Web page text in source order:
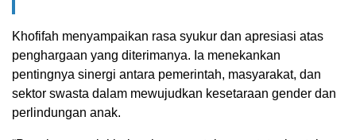
Khofifah menyampaikan rasa syukur dan apresiasi atas
penghargaan yang diterimanya. Ia menekankan
pentingnya sinergi antara pemerintah, masyarakat, dan
sektor swasta dalam mewujudkan kesetaraan gender dan
perlindungan anak.